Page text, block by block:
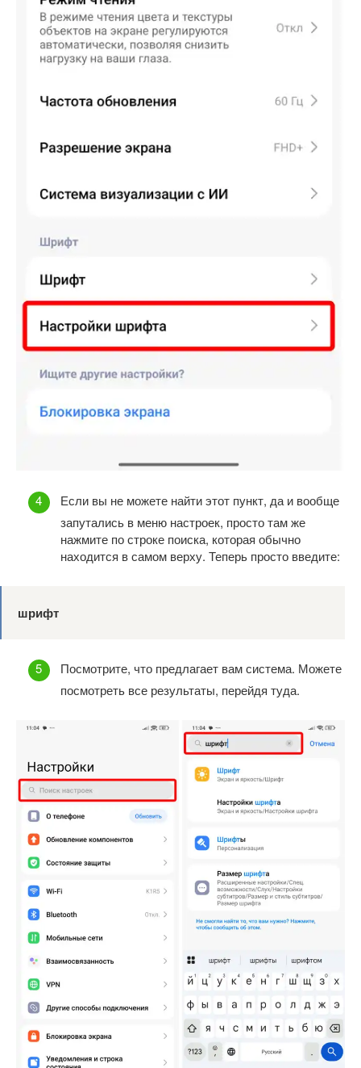
Если вы не можете найти этот пункт, да и вообще
запутались в меню настроек, просто там же
нажмите по строке поиска, которая обычно
находится в самом верху. Теперь просто введите:
шрифт
Посмотрите, что предлагает вам система. Можете
посмотреть все результаты, перейдя туда.